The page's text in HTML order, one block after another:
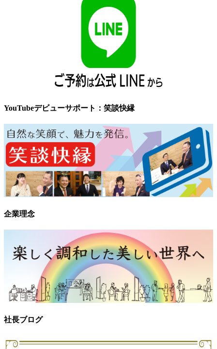
YouTubeデビューサポート：笑談快縁
企業理念
社長ブログ